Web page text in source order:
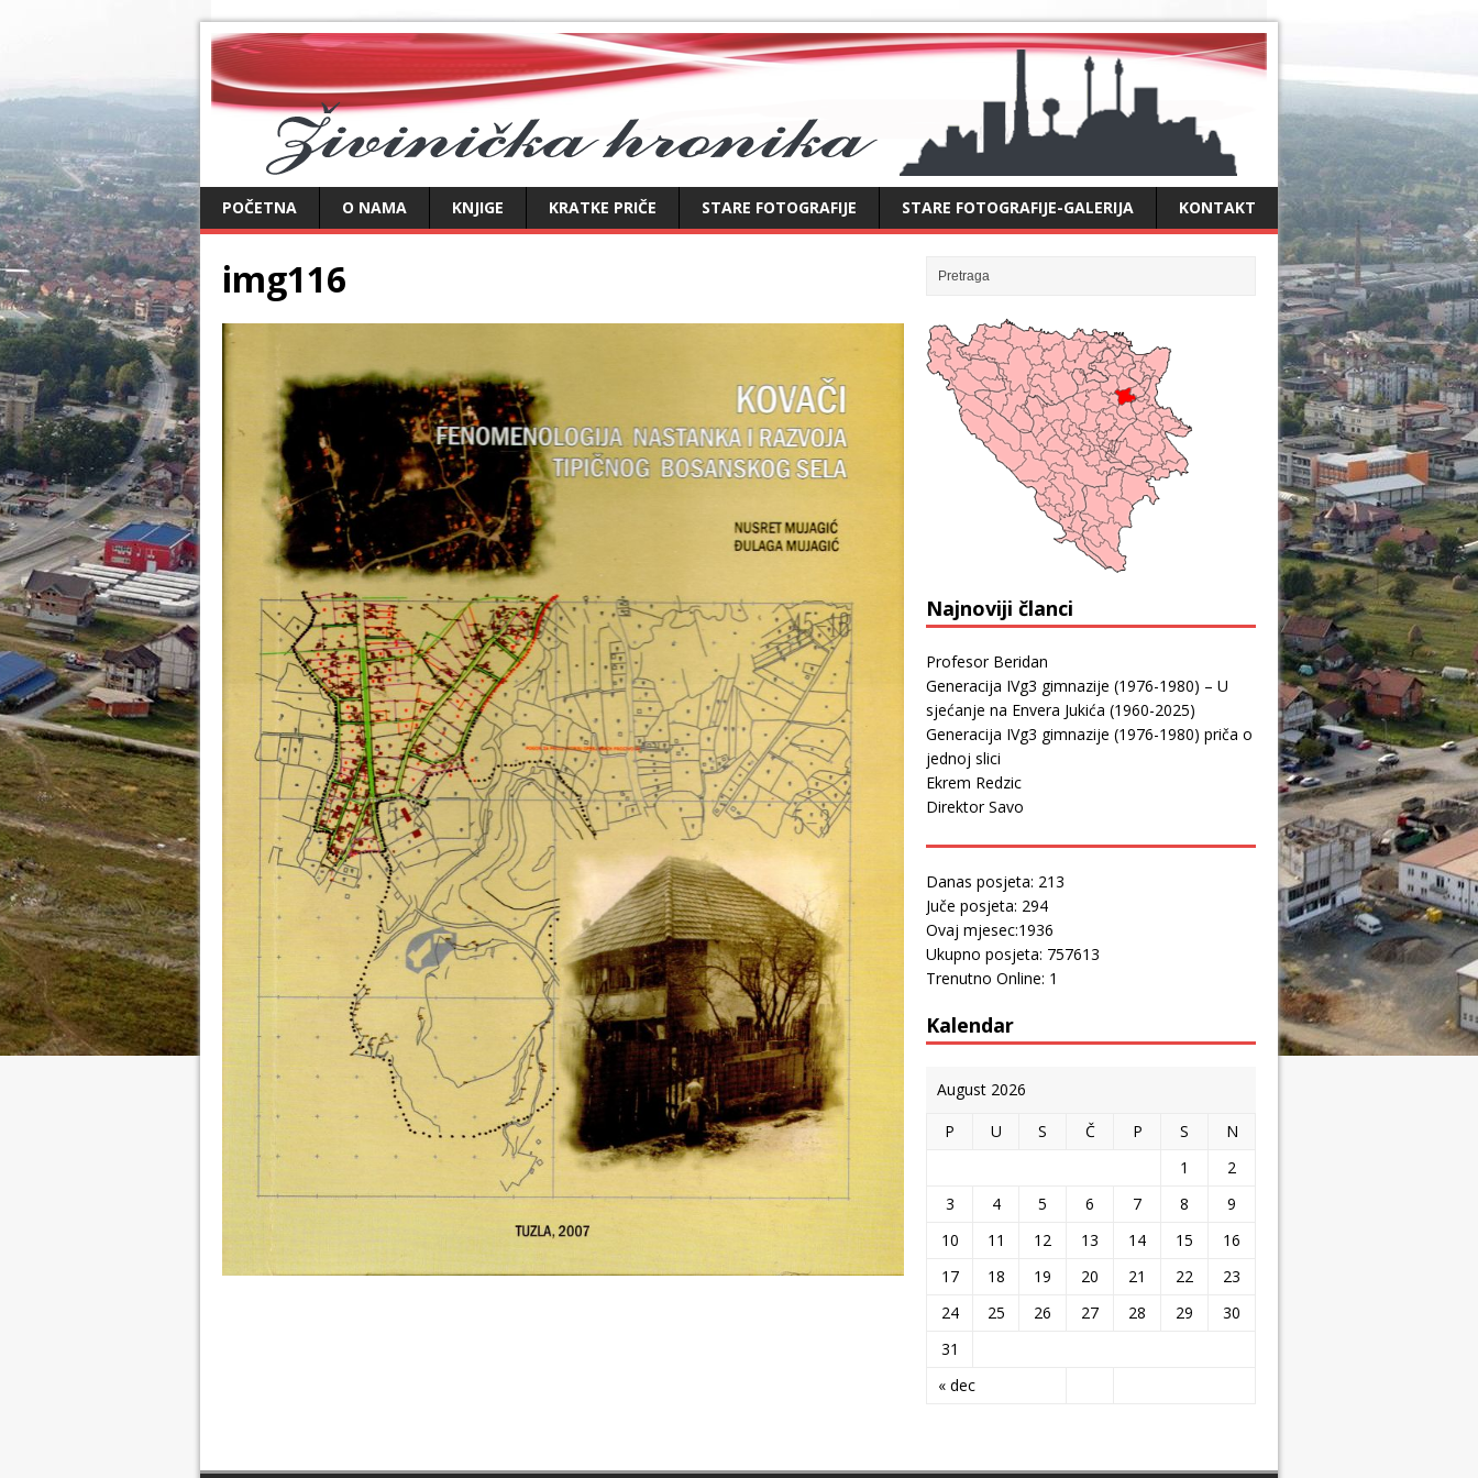
POČETNA O NAMA KNJIGE KRATKE PRIČE STARE FOTOGRAFIJE STARE FOTOGRAFIJE-GALERIJA KONTAKT
img116
Najnoviji članci
Profesor Beridan
Generacija IVg3 gimnazije (1976-1980) – U
sjećanje na Envera Jukića (1960-2025)
Generacija IVg3 gimnazije (1976-1980) priča o
jednoj slici
Ekrem Redzic
Direktor Savo
Danas posjeta: 213
Juče posjeta: 294
Ovaj mjesec:1936
Ukupno posjeta: 757613
Trenutno Online: 1
Kalendar
August 2026
P
U S Č P S N
« dec
1
2
3
4 5 6 7 8
9
10
11 12 13 14 15
16
17
18 19 20 21 22
23
24
25 26 27 28 29
30
31